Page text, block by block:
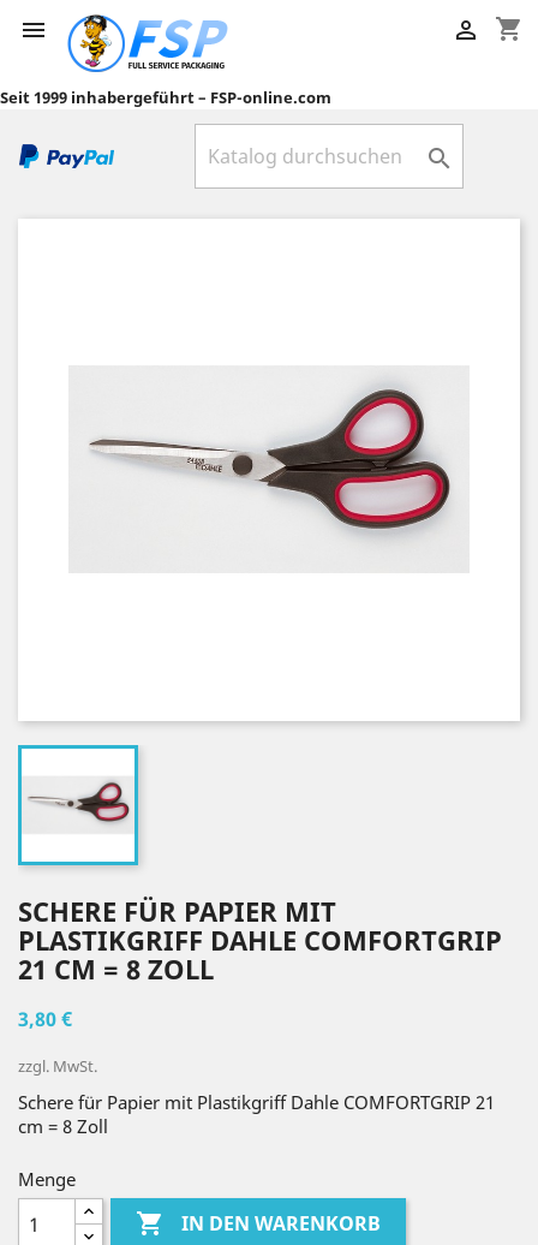
 shopping_cart

Seit 1999 inhabergeführt – FSP-online.com

SCHERE FÜR PAPIER MIT
PLASTIKGRIFF DAHLE COMFORTGRIP
21 CM = 8 ZOLL
3,80 €
zzgl. MwSt.
Schere für Papier mit Plastikgriff Dahle COMFORTGRIP 21
cm = 8 Zoll
Menge
 IN DEN WARENKORB